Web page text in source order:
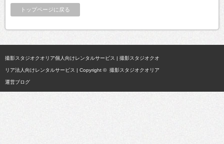
トップページに戻る
撮影スタジオクオリア個人向けレンタルサービス | 撮影スタジオクオ
リア法人向けレンタルサービス | Copyright © 撮影スタジオクオリア
運営ブログ